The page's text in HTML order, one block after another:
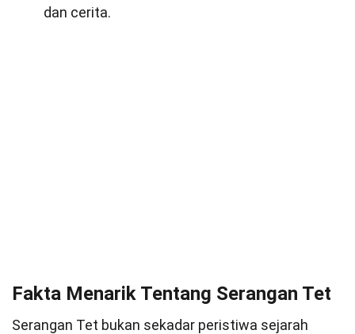
dan cerita.
Fakta Menarik Tentang Serangan Tet
Serangan Tet bukan sekadar peristiwa sejarah